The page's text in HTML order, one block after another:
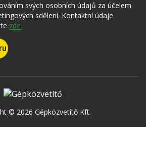
svých osobních údajů za účelem
sdělení. Kontaktní údaje
zde.
© 2026 Gépközvetítő Kft.